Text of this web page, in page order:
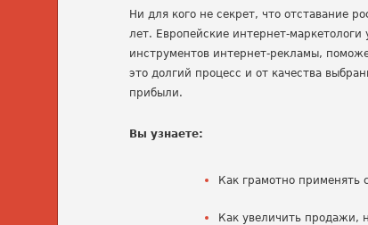
Ни для кого не секрет, что отставание
лет. Европейские интернет-
инструментов интернет-рекламы,
это долгий процесс и от качества
прибыли.
Вы узнаете:
Как грамотно применять
Как увеличить продажи,